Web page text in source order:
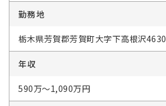
勤務地
栃木県芳賀郡芳賀町大字下高根沢4630
年収
590万～1,090万円